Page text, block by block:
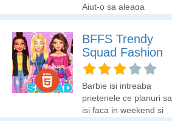
Ajut-o sa aleaga
machiajul si tinuta
BFFS Trendy
Squad Fashion
Barbie isi intreaba
prietenele ce planuri sa
isi faca in weekend si